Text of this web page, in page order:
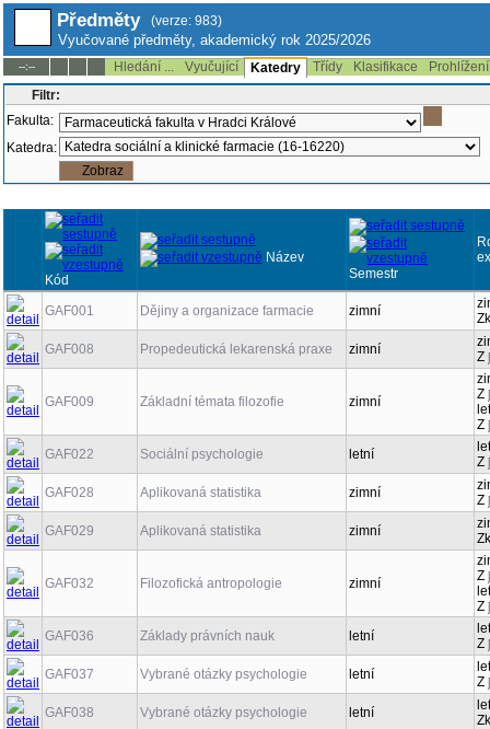
Předměty (verze: 983)
Vyučované předměty, akademický rok 2025/2026
--:-- Hledání ... Vyučující Katedry Třídy Klasifikace
Filtr:
Fakulta:
Katedra:
Kód
Název
Semestr
GAF001 Dějiny a organizace farmacie zimní
GAF008
Propedeutická lekarenská praxe zimní
Z
GAF009 Základní témata filozofie zimní
Z
Z
GAF022 Sociální psychologie letní
Z
GAF028 Aplikovaná statistika zimní
Z
GAF029 Aplikovaná statistika zimní
GAF032 Filozofická antropologie zimní
Z
Z
GAF036 Základy právních nauk letní
Z
GAF037 Vybrané otázky psychologie letní
Z
GAF038 Vybrané otázky psychologie letní